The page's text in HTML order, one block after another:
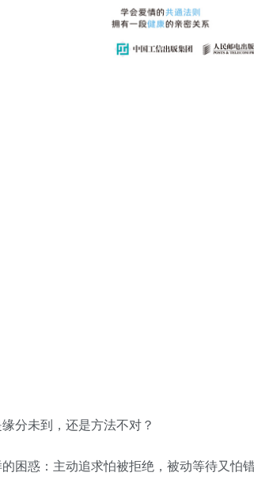
分未到，还是方法不对？
困惑：主动追求怕被拒绝，被动等待又怕